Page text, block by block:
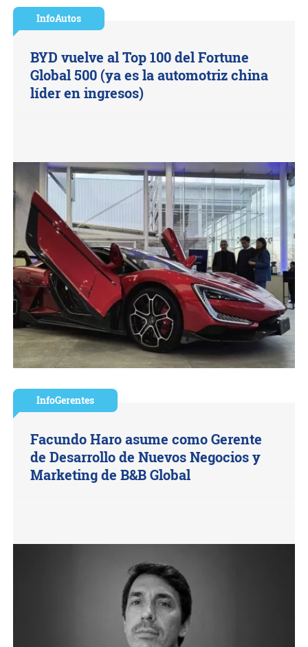
InfoAutos
BYD vuelve al Top 100 del Fortune
Global 500 (ya es la automotriz china
líder en ingresos)
InfoGerentes
Facundo Haro asume como Gerente
de Desarrollo de Nuevos Negocios y
Marketing de B&B Global